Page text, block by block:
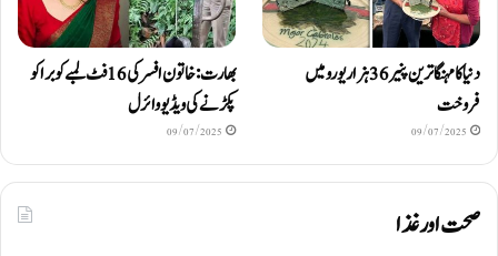
دنیا کا مہنگا ترین پنیر 36 ہزار یورو میں
فروخت
09/07/2025
بھارت: خاتون افسر کی 16 فٹ لمبے کوبرا کو
پکڑنے کی ویڈیو وائرل
09/07/2025
صحت اور غذا